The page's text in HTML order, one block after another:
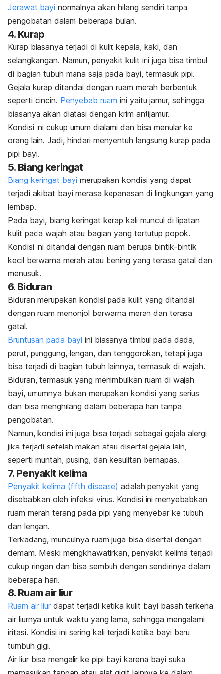
Jerawat bayi normalnya akan hilang sendiri tanpa
pengobatan dalam beberapa bulan.
4. Kurap
Kurap biasanya terjadi di kulit kepala, kaki, dan
selangkangan. Namun, penyakit kulit ini juga bisa timbul
di bagian tubuh mana saja pada bayi, termasuk pipi.
Gejala kurap ditandai dengan ruam merah berbentuk
seperti cincin. Penyebab ruam ini yaitu jamur, sehingga
biasanya akan diatasi dengan krim antijamur.
Kondisi ini cukup umum dialami dan bisa menular ke
orang lain. Jadi, hindari menyentuh langsung kurap pada
pipi bayi.
5. Biang keringat
Biang keringat bayi merupakan kondisi yang dapat
terjadi akibat bayi merasa kepanasan di lingkungan yang
lembap.
Pada bayi, biang keringat kerap kali muncul di lipatan
kulit pada wajah atau bagian yang tertutup popok.
Kondisi ini ditandai dengan ruam berupa bintik-bintik
kecil berwarna merah atau bening yang terasa gatal dan
menusuk.
6. Biduran
Biduran merupakan kondisi pada kulit yang ditandai
dengan ruam menonjol berwarna merah dan terasa
gatal.
Bruntusan pada bayi ini biasanya timbul pada dada,
perut, punggung, lengan, dan tenggorokan, tetapi juga
bisa terjadi di bagian tubuh lainnya, termasuk di wajah.
Biduran, termasuk yang menimbulkan ruam di wajah
bayi, umumnya bukan merupakan kondisi yang serius
dan bisa menghilang dalam beberapa hari tanpa
pengobatan.
Namun, kondisi ini juga bisa terjadi sebagai gejala alergi
jika terjadi setelah makan atau disertai gejala lain,
seperti muntah, pusing, dan kesulitan bernapas.
7. Penyakit kelima
Penyakit kelima (fifth disease) adalah penyakit yang
disebabkan oleh infeksi virus. Kondisi ini menyebabkan
ruam merah terang pada pipi yang menyebar ke tubuh
dan lengan.
Terkadang, munculnya ruam juga bisa disertai dengan
demam. Meski mengkhawatirkan, penyakit kelima terjadi
cukup ringan dan bisa sembuh dengan sendirinya dalam
beberapa hari.
8. Ruam air liur
Ruam air liur dapat terjadi ketika kulit bayi basah terkena
air liurnya untuk waktu yang lama, sehingga mengalami
iritasi. Kondisi ini sering kali terjadi ketika bayi baru
tumbuh gigi.
Air liur bisa mengalir ke pipi bayi karena bayi suka